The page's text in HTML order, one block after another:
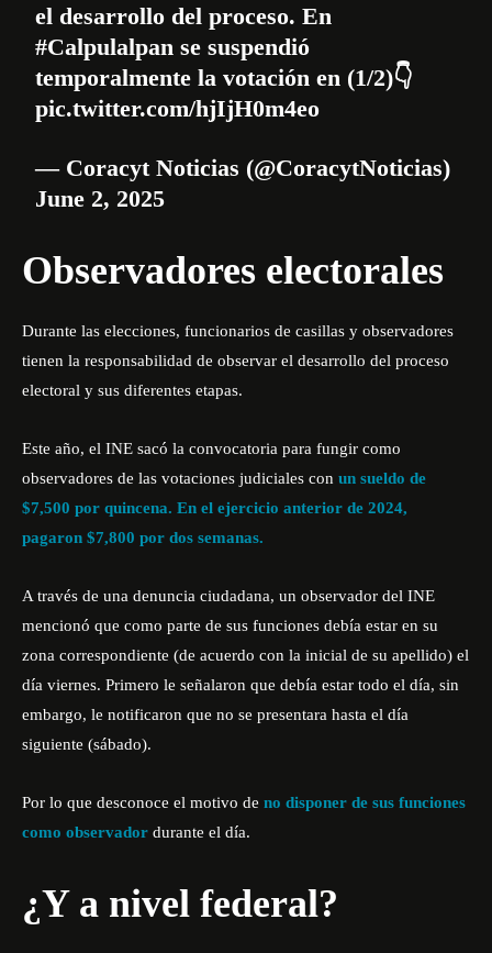
el desarrollo del proceso. En
#Calpulalpan se suspendió
temporalmente la votación en (1/2)👇
pic.twitter.com/hjIjH0m4eo
— Coracyt Noticias (@CoracytNoticias)
June 2, 2025
Observadores electorales
Durante las elecciones, funcionarios de casillas y observadores
tienen la responsabilidad de observar el desarrollo del proceso
electoral y sus diferentes etapas.
Este año, el INE sacó la convocatoria para fungir como
observadores de las votaciones judiciales con un sueldo de
$7,500 por quincena. En el ejercicio anterior de 2024,
pagaron $7,800 por dos semanas.
A través de una denuncia ciudadana, un observador del INE
mencionó que como parte de sus funciones debía estar en su
zona correspondiente (de acuerdo con la inicial de su apellido) el
día viernes. Primero le señalaron que debía estar todo el día, sin
embargo, le notificaron que no se presentara hasta el día
siguiente (sábado).
Por lo que desconoce el motivo de no disponer de sus funciones
como observador durante el día.
¿Y a nivel federal?